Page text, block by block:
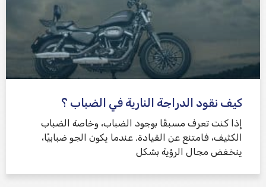
كيف نقود الدراجة النارية في الضباب ؟
إذا كنت تعرف مسبقًا بوجود الضباب، وخاصة الضباب
الكثيف، فامتنع عن القيادة. عندما يكون الجو ضبابيًا،
ينخفض ​​مجال الرؤية بشكل